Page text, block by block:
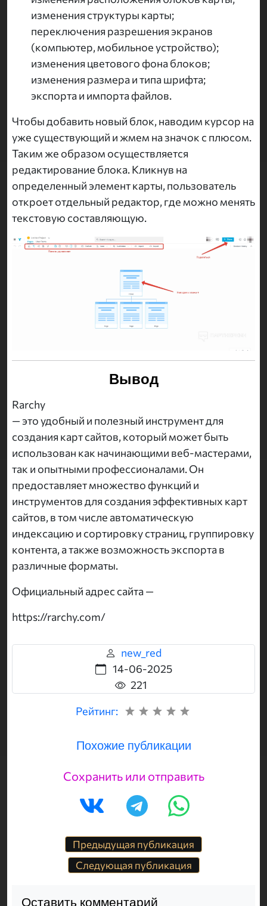
изменения структуры карты;
переключения разрешения экранов
(компьютер, мобильное устройство);
изменения цветового фона блоков;
изменения размера и типа шрифта;
экспорта и импорта файлов.
Чтобы добавить новый блок, наводим курсор на
уже существующий и жмем на значок с плюсом.
Таким же образом осуществляется
редактирование блока. Кликнув на
определенный элемент карты, пользователь
откроет отдельный редактор, где можно менять
текстовую составляющую.
Вывод
Rarchy
— это удобный и полезный инструмент для
создания карт сайтов, который может быть
использован как начинающими веб-мастерами,
так и опытными профессионалами. Он
предоставляет множество функций и
инструментов для создания эффективных карт
сайтов, в том числе автоматическую
индексацию и сортировку страниц, группировку
контента, а также возможность экспорта в
различные форматы.
Официальный адрес сайта —
https://rarchy.com/
new_red
14-06-2025
221
Рейтинг:
Похожие публикации
Сохранить или отправить
Предыдущая публикация
Следующая публикация
Оставить комментарий